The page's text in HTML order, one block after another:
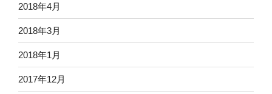
2018年4月
2018年3月
2018年1月
2017年12月